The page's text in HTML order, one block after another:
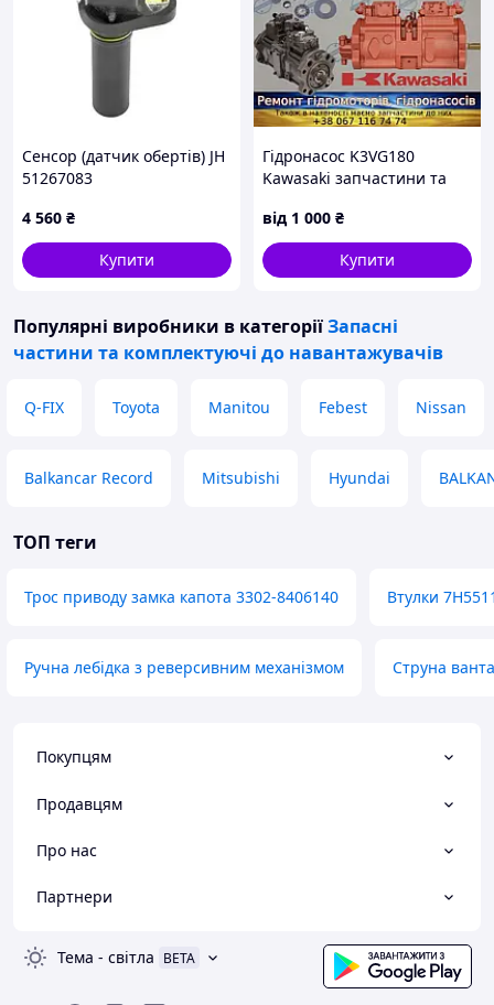
Сенсор (датчик обертів) JH
51267083
4 560 ₴
Купити
Гідронасос K3VG180
Kawasaki запчастини та
від 1 000 ₴
Купити
Популярні виробники в категоріїЗапасні
частини та комплектуючі до навантажувачів
Q-FIX Toyota Manitou Febest Nissan
Balkancar Record Mitsubishi Hyundai
ТОП теги
Трос приводу замка капота 3302-8406140 Втулки
Ручна лебідка з реверсивним механізмом Струна
Покупцям
Продавцям
Про нас
Партнери
Тема - світла BETA